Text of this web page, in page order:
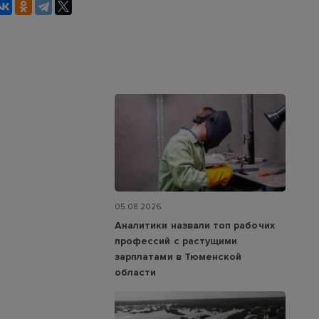
05.08.2026
Аналитики назвали топ рабочих
профессий с растущими
зарплатами в Тюменской
области